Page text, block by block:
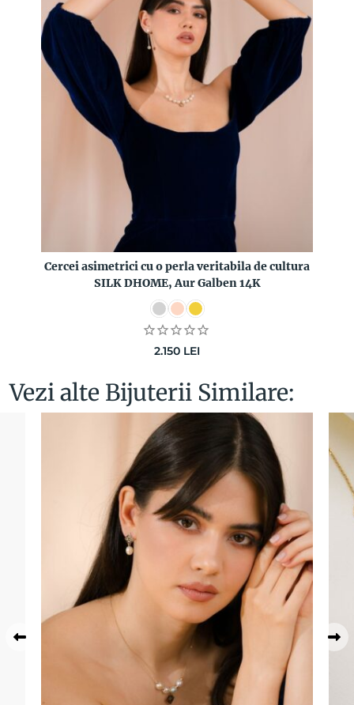
Cercei asimetrici cu o perla veritabila de cultura
SILK DHOME, Aur Galben 14K
2.150 LEI
Vezi alte Bijuterii Similare: